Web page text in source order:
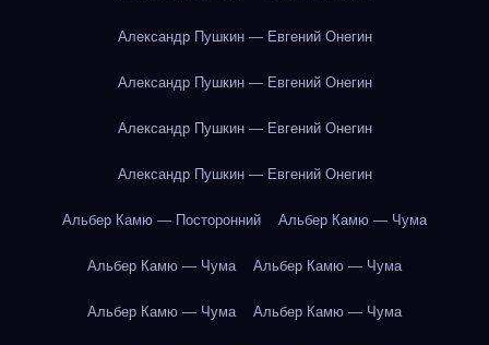
Александр Пушкин — Евгений Онегин
Александр Пушкин — Евгений Онегин
Александр Пушкин — Евгений Онегин
Александр Пушкин — Евгений Онегин
Альбер Камю — Посторонний Альбер Камю — Чума
Альбер Камю — Чума Альбер Камю — Чума
Альбер Камю — Чума Альбер Камю — Чума